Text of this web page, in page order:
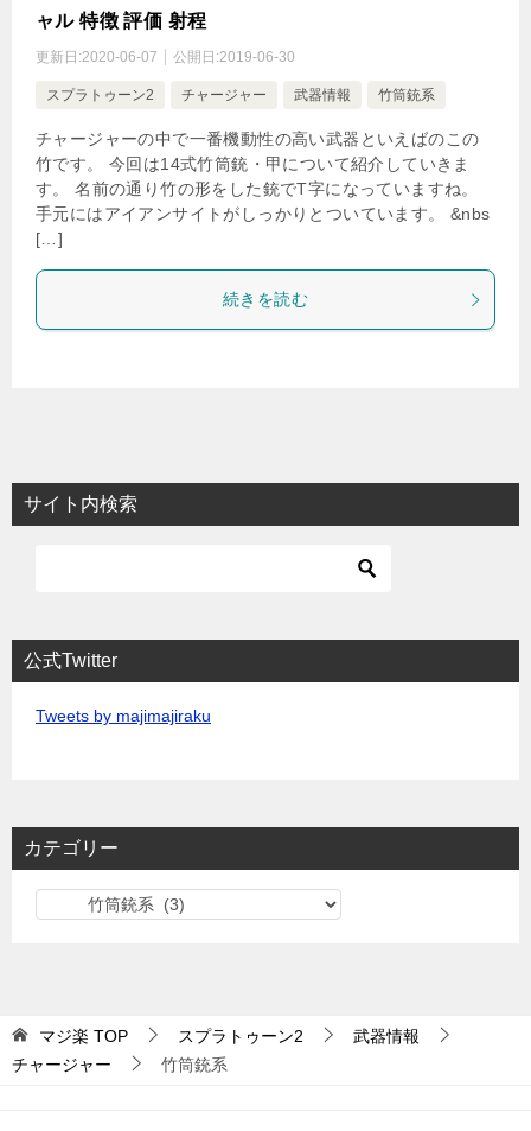
ャル 特徴 評価 射程
更新日:2020-06-07 公開日:2019-06-30
スプラトゥーン2 チャージャー 武器情報 竹筒銃系
チャージャーの中で一番機動性の高い武器といえばのこの
竹です。 今回は14式竹筒銃・甲について紹介していきま
す。 名前の通り竹の形をした銃でT字になっていますね。
手元にはアイアンサイトがしっかりとついています。 &nbs
[…]
続きを読む
サイト内検索
公式Twitter
Tweets by majimajiraku
カテゴリー
マジ楽 TOP スプラトゥーン2
武器情報
チャージャー
竹筒銃系